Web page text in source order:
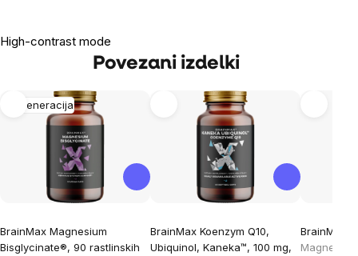
High-contrast mode
Povezani izdelki
Regeneracija
BrainMax Magnesium
Bisglycinate®, 90 rastlinskih
BrainMax Koenzym Q10,
Ubiquinol, Kaneka™, 100 mg,
BrainMax
Magnezij,